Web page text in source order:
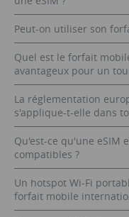
Peut-on utiliser son
Quel est le forfait
avantageux pour un
La réglementation
s'applique-t-elle dans
Qu'est-ce qu'une eSIM
compatibles ?
Un hotspot Wi-Fi
forfait mobile